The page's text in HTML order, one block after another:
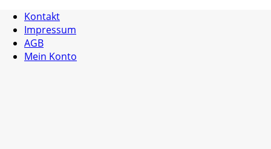
Kontakt
Impressum
AGB
Mein Konto